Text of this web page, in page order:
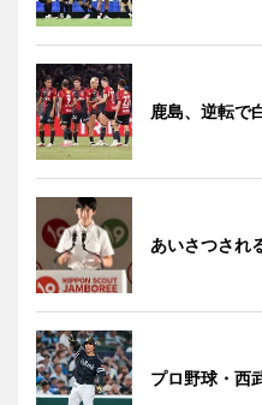
鹿島、逆転
あいさつされ
プロ野球・西